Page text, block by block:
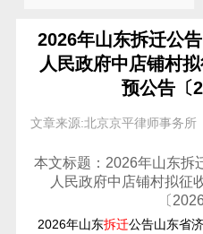
2026年山东拆迁公
人民政府中店铺村
预公告〔
文章来源:北京京平律师事务所
本文标题：2026年山东拆
人民政府中店铺村拟征
〔
2026年山东拆迁公告山东省